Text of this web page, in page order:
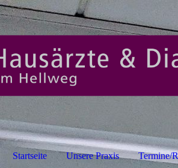
Startseite Unsere Praxis Termine/